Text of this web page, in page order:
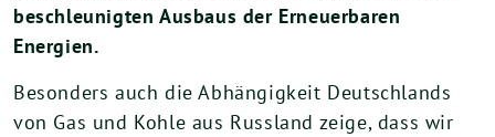
beschleunigten Ausbaus der Erneuerbaren
Energien.
Besonders auch die Abhängigkeit Deutschlands
von Gas und Kohle aus Russland zeige, dass wir